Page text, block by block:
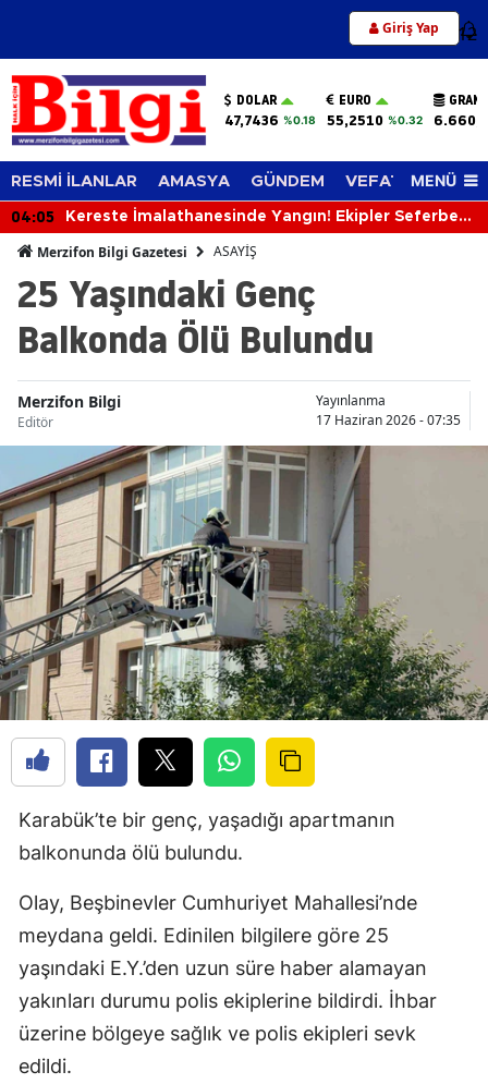
Giriş Yap 12
DOLAR
47,7436 %0.18
EURO
55,2510 %0.32
RESMİ İLANLAR AMASYA GÜNDEM VEFAT EDENLER
MENÜ
04:05
Kereste İmalathanesinde Yangın! Ekipler Seferber
Merzifon Bilgi Gazetesi ASAYİŞ
25 Yaşındaki Genç
Balkonda Ölü Bulundu
Merzifon Bilgi
Editör
Yayınlanma
17 Haziran 2026 - 07:35
Karabük’te bir genç, yaşadığı apartmanın
balkonunda ölü bulundu.
Olay, Beşbinevler Cumhuriyet Mahallesi’nde
meydana geldi. Edinilen bilgilere göre 25
yaşındaki E.Y.’den uzun süre haber alamayan
yakınları durumu polis ekiplerine bildirdi. İhbar
üzerine bölgeye sağlık ve polis ekipleri sevk
edildi.